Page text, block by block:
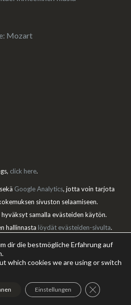
Mozart
click here.
Google Analytics, jotta voin tarjota
sivuston selaamiseen.
samalla evästeiden käytön.
hallinnasta löydät evästeiden-sivulta.
kennel. Copyright 2016 - 2025. All
Reserved.
dir die bestmögliche Erfahrung auf
which cookies we are using or switch
Einstellungen GDPR